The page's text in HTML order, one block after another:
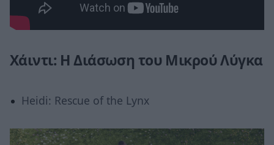
Χάιντι: Η Διάσωση του Μικρού Λύγκα
Heidi: Rescue of the Lynx